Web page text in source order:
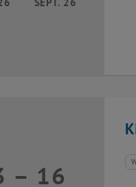
13 Juli 2026 bis 16 Juli
– 16